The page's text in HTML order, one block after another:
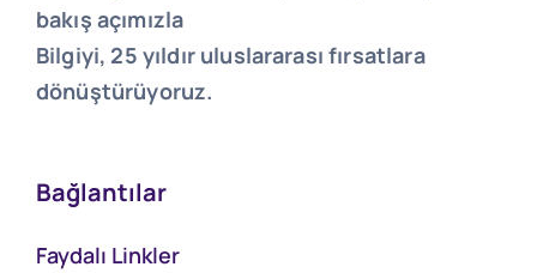
bakış açımızla
Bilgiyi, 25 yıldır uluslararası fırsatlara
dönüştürüyoruz.
Bağlantılar
Faydalı Linkler